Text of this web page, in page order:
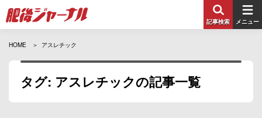
記事検索 メニュー
HOME アスレチック
タグ: アスレチックの記事一覧